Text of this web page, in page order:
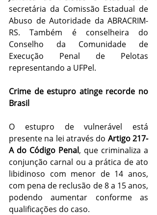
secretária da Comissão Estadual de
Abuso de Autoridade da ABRACRIM-
RS. Também é conselheira do
Conselho da Comunidade de
Execução Penal de Pelotas
representando a UFPel.
Crime de estupro atinge recorde no
Brasil
O estupro de vulnerável está
presente na lei através do Artigo 217-
A do Código Penal, que criminaliza a
conjunção carnal ou a prática de ato
libidinoso com menor de 14 anos,
com pena de reclusão de 8 a 15 anos,
podendo aumentar conforme as
qualificações do caso.